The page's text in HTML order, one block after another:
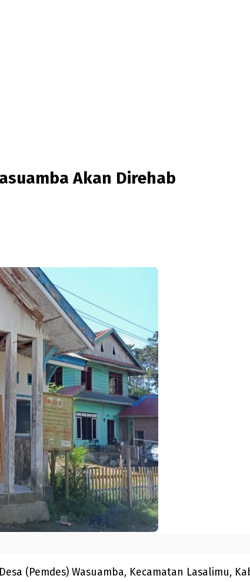
Akan Direhab
(Pemdes) Wasuamba, Kecamatan Lasalimu,